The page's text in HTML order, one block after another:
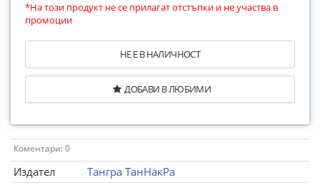
*На този продукт не се прилагат отстъпки и не участва в
промоции
НЕ Е В НАЛИЧНОСТ
ДОБАВИ В ЛЮБИМИ
Коментари: 0
Издател
Тангра ТанНакРа